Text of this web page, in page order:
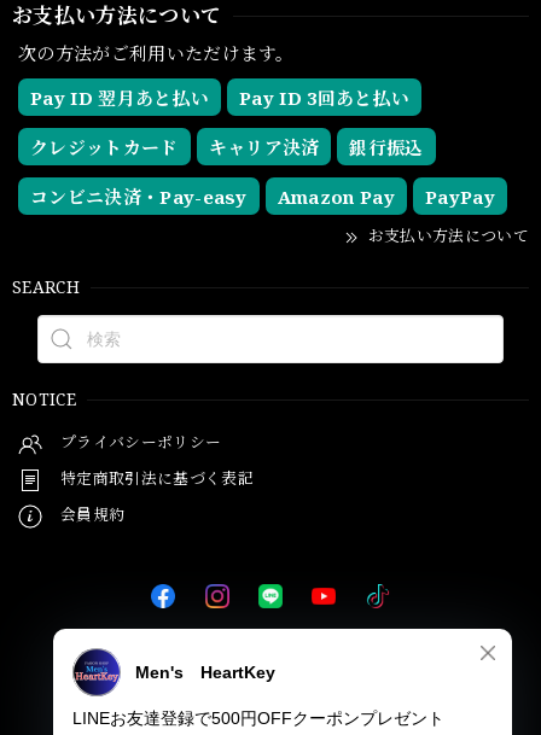
お支払い方法について
次の方法がご利用いただけます。
Pay ID 翌月あと払い
Pay ID 3回あと払い
クレジットカード キャリア決済 銀行振込
コンビニ決済・Pay-easy Amazon Pay PayPay
お支払い方法について
SEARCH
NOTICE
プライバシーポリシー
特定商取引法に基づく表記
会員規約
© Men's HeartKey